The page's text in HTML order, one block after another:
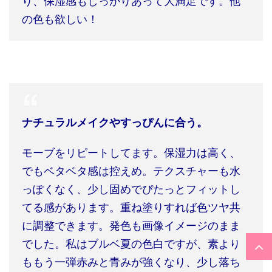
の色も欲しい！
ナチュラルメイクやすっぴんに合う。
モーブをリピートしてます。保湿力は高く、
でもベタベタ感は控えめ。テクスチャーも水
っぽくなく、少し固めでぴたっとフィットし
てる感があります。重ね塗りすれば色ツヤ共
に調整できます。発色も画像イメージのまま
でした。私はブルベ夏の色白ですが、素より
ももう一弾赤みと青みが強くなり、少し落ち